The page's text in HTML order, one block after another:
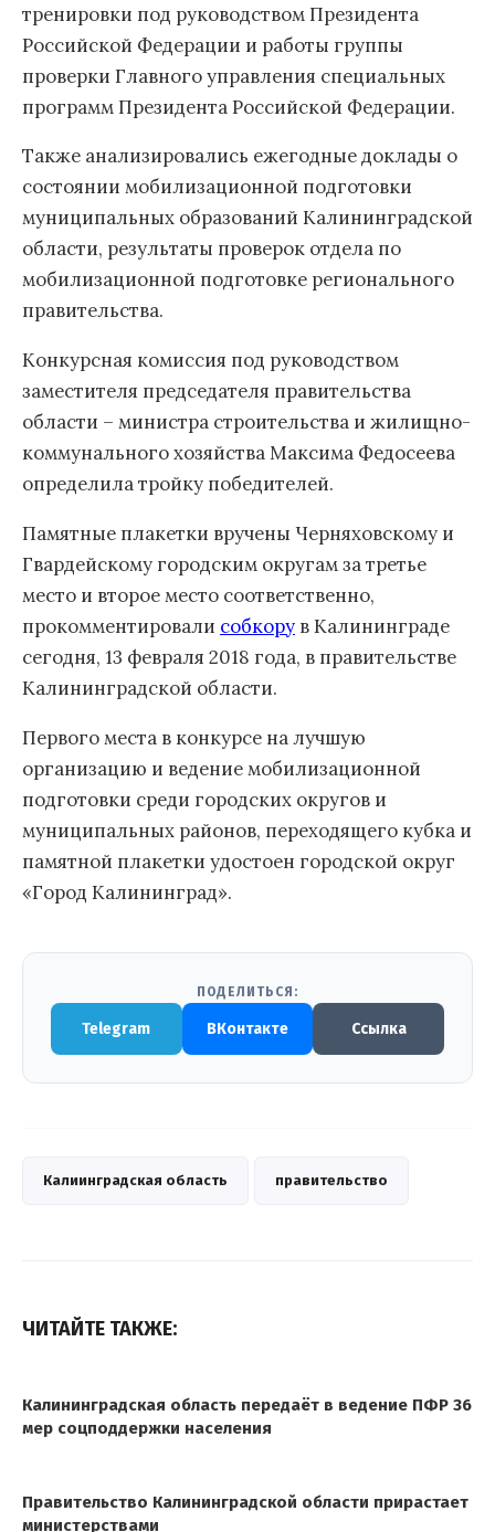
тренировки под руководством Президента
Российской Федерации и работы группы
проверки Главного управления специальных
программ Президента Российской Федерации.
Также анализировались ежегодные доклады о
состоянии мобилизационной подготовки
муниципальных образований Калининградской
области, результаты проверок отдела по
мобилизационной подготовке регионального
правительства.
Конкурсная комиссия под руководством
заместителя председателя правительства
области – министра строительства и жилищно-
коммунального хозяйства Максима Федосеева
определила тройку победителей.
Памятные плакетки вручены Черняховскому и
Гвардейскому городским округам за третье
место и второе место соответственно,
прокомментировали собкору в Калининграде
сегодня, 13 февраля 2018 года, в правительстве
Калининградской области.
Первого места в конкурсе на лучшую
организацию и ведение мобилизационной
подготовки среди городских округов и
муниципальных районов, переходящего кубка и
памятной плакетки удостоен городской округ
«Город Калининград».
ПОДЕЛИТЬСЯ:
Telegram ВКонтакте Ссылка
Калиинградская область правительство
ЧИТАЙТЕ ТАКЖЕ:
Калининградская область передаёт в ведение ПФР 36
мер соцподдержки населения
Правительство Калининградской области прирастает
министерствами